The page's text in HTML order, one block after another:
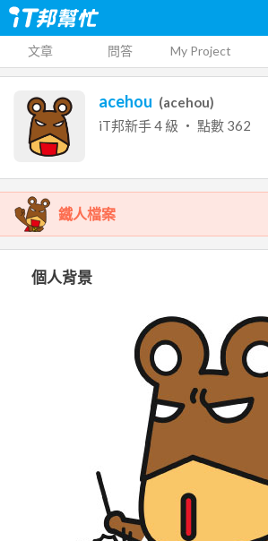
文章 問答 My Project
acehou (acehou)
iT邦新手4 級 ‧ 點數 362
鐵人檔案
個人背景